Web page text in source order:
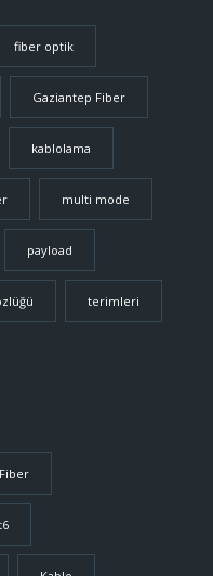
fiber optik
Gaziantep Fiber
kablolama
multi mode
payload
terimleri
Fiber